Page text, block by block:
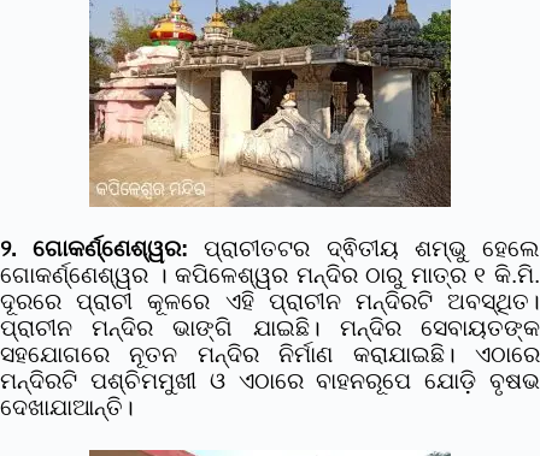
୨. ଗୋକର୍ଣ୍ଣେଶ୍ୱର: ପ୍ରାଚୀତଟର ଦ୍ଵିତୀୟ ଶମ୍ଭୁ ହେଲେ
ଗୋକର୍ଣ୍ଣେଶ୍ୱର । କପିଳେଶ୍ୱର ମନ୍ଦିର ଠାରୁ ମାତ୍ର ୧ କି.ମି.
ଦୂରରେ ପ୍ରାଚୀ କୂଳରେ ଏହି ପ୍ରାଚୀନ ମନ୍ଦିରଟି ଅବସ୍ଥିତ।
ପ୍ରାଚୀନ ମନ୍ଦିର ଭାଙ୍ଗି ଯାଇଛି। ମନ୍ଦିର ସେବାୟତଙ୍କ
ସହଯୋଗରେ ନୂତନ ମନ୍ଦିର ନିର୍ମାଣ କରାଯାଇଛି। ଏଠାରେ
ମନ୍ଦିରଟି ପଶ୍ଚିମମୁଖୀ ଓ ଏଠାରେ ବାହନରୂପେ ଯୋଡ଼ି ବୃଷଭ
ଦେଖାଯାଆନ୍ତି।